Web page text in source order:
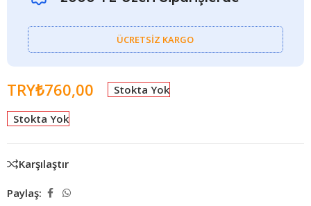
ÜCRETSİZ KARGO
TRY₺760,00 Stokta Yok
Stokta Yok
Karşılaştır
Paylaş: